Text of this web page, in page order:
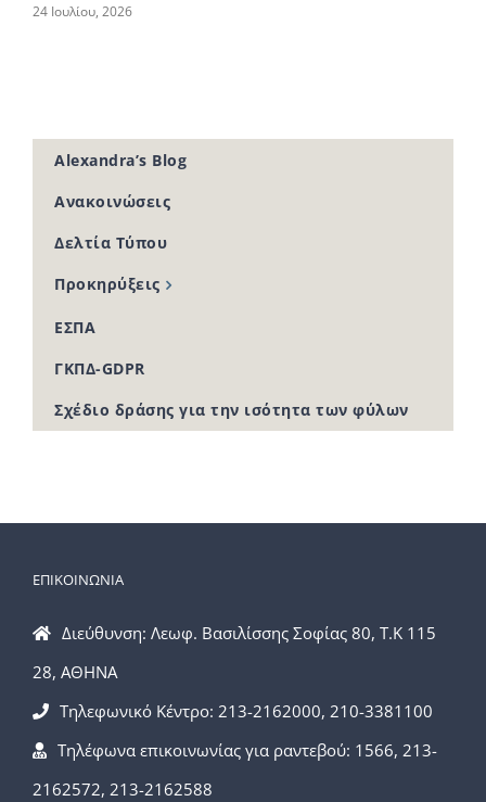
24 Ιουλίου, 2026
Alexandra’s Blog
Ανακοινώσεις
Δελτία Τύπου
Προκηρύξεις
ΕΣΠΑ
ΓΚΠΔ-GDPR
Σχέδιο δράσης για την ισότητα των φύλων
ΕΠΙΚΟΙΝΩΝΙΑ
Διεύθυνση: Λεωφ. Βασιλίσσης Σοφίας 80, Τ.Κ 115
28, ΑΘΗΝΑ
Τηλεφωνικό Κέντρο: 213-2162000, 210-3381100
Τηλέφωνα επικοινωνίας για ραντεβού: 1566, 213-
2162572, 213-2162588